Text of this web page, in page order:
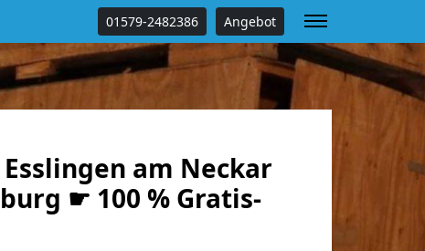
01579-2482386 Angebot
am Neckar
☛ 100 % Gratis-